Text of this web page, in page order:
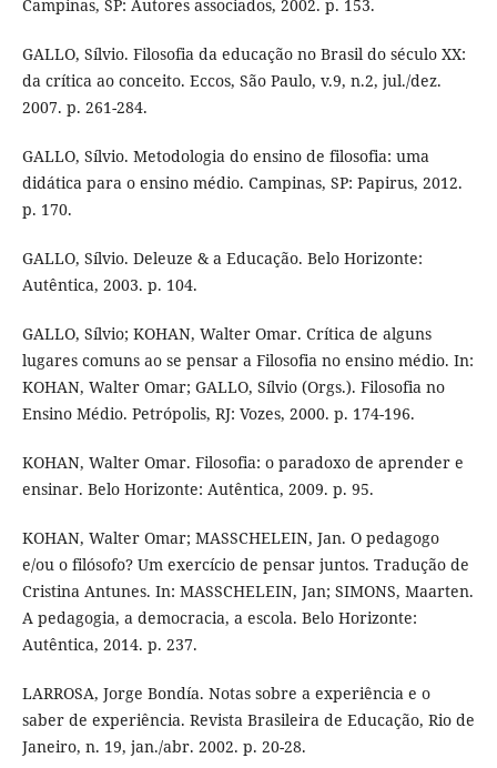
Campinas, SP: Autores associados, 2002. p. 153.
GALLO, Sílvio. Filosofia da educação no Brasil do século XX:
da crítica ao conceito. Eccos, São Paulo, v.9, n.2, jul./dez.
2007. p. 261-284.
GALLO, Sílvio. Metodologia do ensino de filosofia: uma
didática para o ensino médio. Campinas, SP: Papirus, 2012.
p. 170.
GALLO, Sílvio. Deleuze & a Educação. Belo Horizonte:
Autêntica, 2003. p. 104.
GALLO, Sílvio; KOHAN, Walter Omar. Crítica de alguns
lugares comuns ao se pensar a Filosofia no ensino médio. In:
KOHAN, Walter Omar; GALLO, Sílvio (Orgs.). Filosofia no
Ensino Médio. Petrópolis, RJ: Vozes, 2000. p. 174-196.
KOHAN, Walter Omar. Filosofia: o paradoxo de aprender e
ensinar. Belo Horizonte: Autêntica, 2009. p. 95.
KOHAN, Walter Omar; MASSCHELEIN, Jan. O pedagogo
e/ou o filósofo? Um exercício de pensar juntos. Tradução de
Cristina Antunes. In: MASSCHELEIN, Jan; SIMONS, Maarten.
A pedagogia, a democracia, a escola. Belo Horizonte:
Autêntica, 2014. p. 237.
LARROSA, Jorge Bondía. Notas sobre a experiência e o
saber de experiência. Revista Brasileira de Educação, Rio de
Janeiro, n. 19, jan./abr. 2002. p. 20-28.